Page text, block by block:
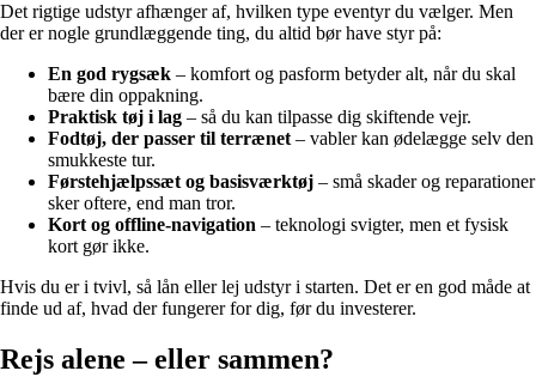
Det rigtige udstyr afhænger af, hvilken type eventyr du vælger. Men
der er nogle grundlæggende ting, du altid bør have styr på:
En god rygsæk – komfort og pasform betyder alt, når du skal
bære din oppakning.
Praktisk tøj i lag – så du kan tilpasse dig skiftende vejr.
Fodtøj, der passer til terrænet – vabler kan ødelægge selv den
smukkeste tur.
Førstehjælpssæt og basisværktøj – små skader og reparationer
sker oftere, end man tror.
Kort og offline-navigation – teknologi svigter, men et fysisk
kort gør ikke.
Hvis du er i tvivl, så lån eller lej udstyr i starten. Det er en god måde at
finde ud af, hvad der fungerer for dig, før du investerer.
Rejs alene – eller sammen?